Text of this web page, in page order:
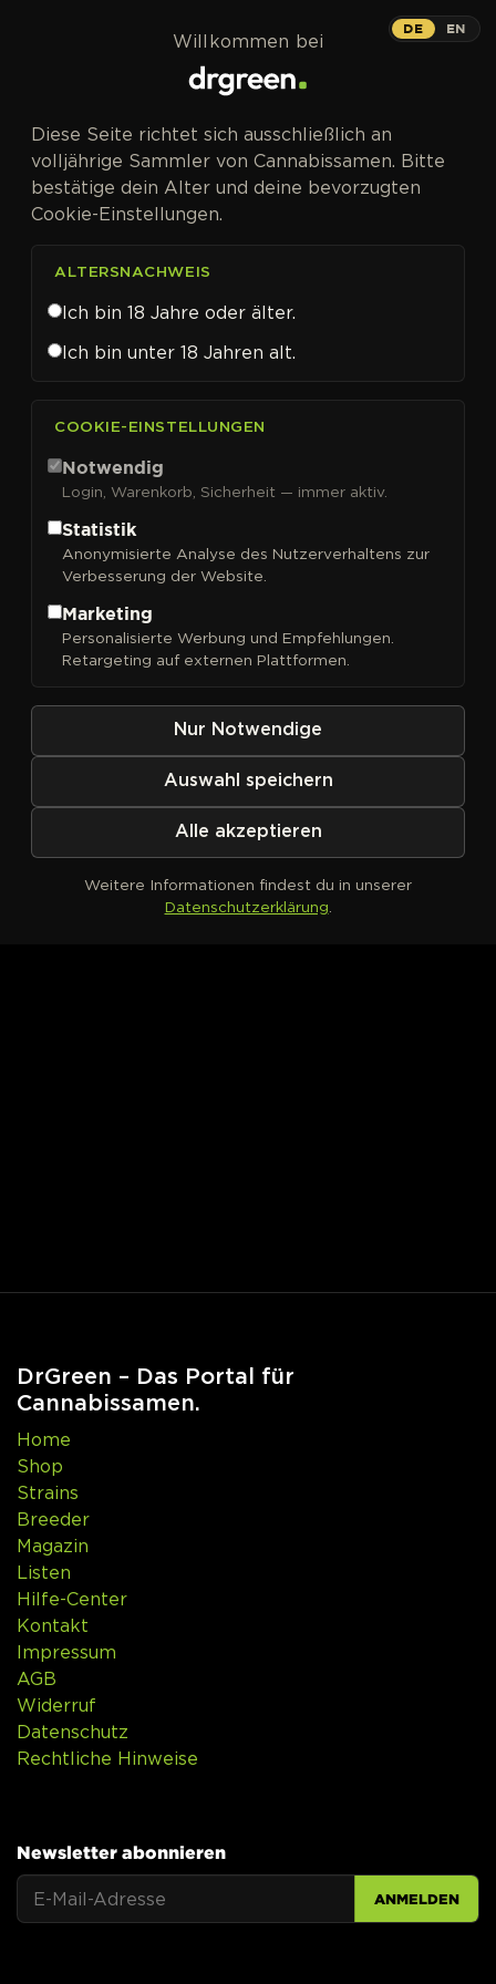
Ace Seeds
Sortieren nach
Kein Produkt definiert
DrGreen – Das Portal für
Cannabissamen.
Home
Shop
Strains
Breeder
Magazin
Listen
Hilfe-Center
Kontakt
Impressum
AGB
Widerruf
Datenschutz
Rechtliche Hinweise
Newsletter abonnieren
ANMELDEN
DE EN
Willkommen bei
Diese Seite richtet sich ausschließlich an
volljährige Sammler von Cannabissamen. Bitte
bestätige dein Alter und deine bevorzugten
Cookie-Einstellungen.
ALTERSNACHWEIS
Ich bin 18 Jahre oder älter.
Ich bin unter 18 Jahren alt.
COOKIE-EINSTELLUNGEN
Notwendig
Login, Warenkorb, Sicherheit — immer aktiv.
Statistik
Anonymisierte Analyse des Nutzerverhaltens zur
Verbesserung der Website.
Marketing
Personalisierte Werbung und Empfehlungen.
Retargeting auf externen Plattformen.
Nur Notwendige
Auswahl speichern
Alle akzeptieren
Weitere Informationen findest du in unserer
Datenschutzerklärung